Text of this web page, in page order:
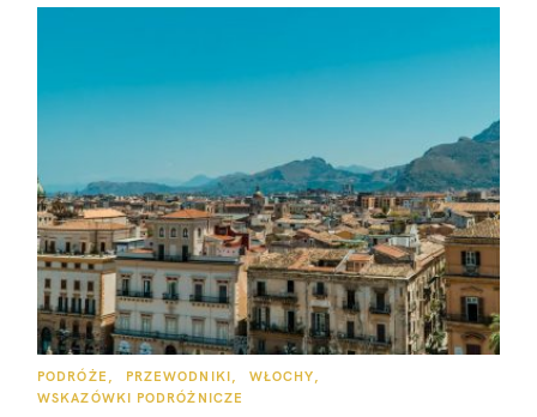
K
T
PODRÓŻE PRZEWODNIKI
WŁOCHY
WSKAZÓWKI PODRÓŻNICZE